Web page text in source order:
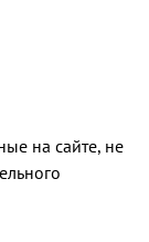
на сайте, не